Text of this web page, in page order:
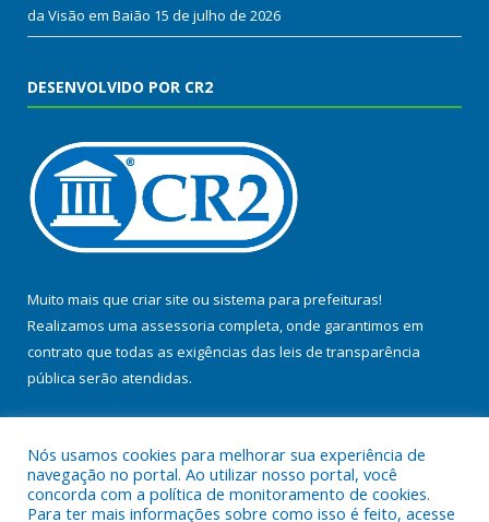
da Visão em Baião 15 de julho de 2026
DESENVOLVIDO POR CR2
Muito mais que criar site ou sistema para prefeituras!
Realizamos uma assessoria completa, onde garantimos em
contrato que todas as exigências das leis de transparência
pública serão atendidas.
Nós usamos cookies para melhorar sua experiência de
navegação no portal. Ao utilizar nosso portal, você
concorda com a política de monitoramento de cookies.
Para ter mais informações sobre como isso é feito, acesse